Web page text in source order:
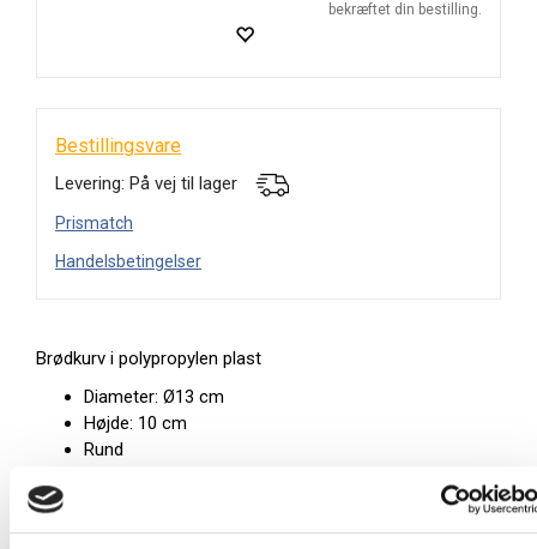
bekræftet din bestilling.
Bestillingsvare
Levering: På vej til lager
Prismatch
Handelsbetingelser
Brødkurv i polypropylen plast
Diameter: Ø13 cm
Højde: 10 cm
Rund